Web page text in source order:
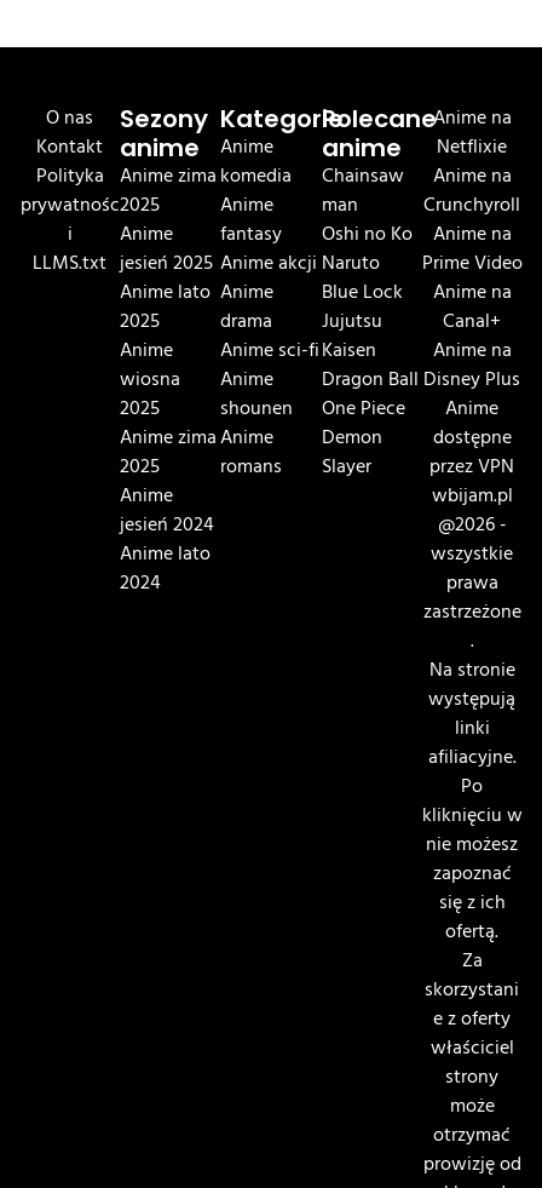
O nas
Kontakt
Polityka
prywatnośc
i
LLMS.txt
Sezony
anime
Anime zima
2025
Anime
jesień 2025
Anime lato
2025
Anime
wiosna
2025
Anime zima
2025
Anime
jesień 2024
Anime lato
2024
Kategorie
Anime
komedia
Anime
fantasy
Anime akcji
Anime
drama
Anime sci-fi
Anime
shounen
Anime
romans
Polecane
anime
Chainsaw
man
Oshi no Ko
Naruto
Blue Lock
Jujutsu
Kaisen
Dragon Ball
One Piece
Demon
Slayer
Anime na
Netflixie
Anime na
Crunchyroll
Anime na
Prime Video
Anime na
Canal+
Anime na
Disney Plus
Anime
dostępne
przez VPN
wbijam.pl
@2026 -
wszystkie
prawa
zastrzeżone
.
Na stronie
występują
linki
afiliacyjne.
Po
kliknięciu w
nie możesz
zapoznać
się z ich
ofertą.
Za
skorzystani
e z oferty
właściciel
strony
może
otrzymać
prowizję od